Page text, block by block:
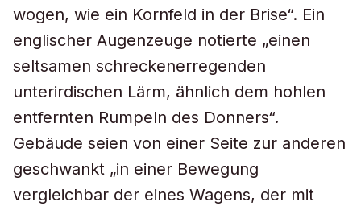
wogen, wie ein Kornfeld in der Brise“. Ein
englischer Augenzeuge notierte „einen
seltsamen schreckenerregenden
unterirdischen Lärm, ähnlich dem hohlen
entfernten Rumpeln des Donners“.
Gebäude seien von einer Seite zur anderen
geschwankt „in einer Bewegung
vergleichbar der eines Wagens, der mit